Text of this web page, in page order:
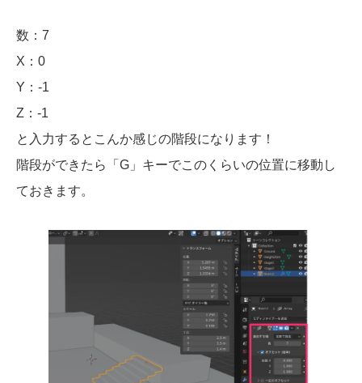
数：7
X：0
Y：-1
Z：-1
と入力するとこんか感じの階段になります！
階段ができたら「G」キーでこのくらいの位置に移動し
ておきます。